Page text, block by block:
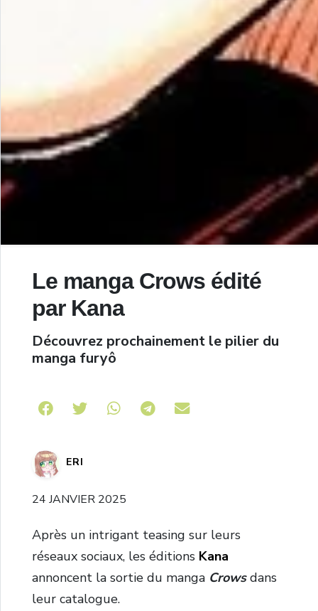
Le manga Crows édité
par Kana
Découvrez prochainement le pilier du
manga furyô
Share on Telegram
ERI
24 JANVIER 2025
Après un intrigant teasing sur leurs
réseaux sociaux, les éditions Kana
annoncent la sortie du manga Crows dans
leur catalogue.